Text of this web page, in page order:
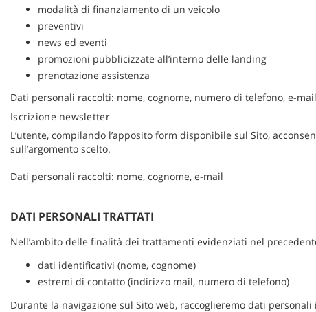
modalità di finanziamento di un veicolo
preventivi
news ed eventi
promozioni pubblicizzate all’interno delle landing
prenotazione assistenza
Dati personali raccolti: nome, cognome, numero di telefono, e-
Iscrizione newsletter
L’utente, compilando l’apposito form disponibile sul Sito,
sull’argomento scelto.
Dati personali raccolti: nome, cognome, e-mail
DATI PERSONALI TRATTATI
Nell’ambito delle finalità dei trattamenti evidenziati nel
dati identificativi (nome, cognome)
estremi di contatto (indirizzo mail, numero di telefono)
Durante la navigazione sul Sito web, raccoglieremo dati
rimanda
alla
cookie
policy.
Puoi
rivedere
modificare
le
tue
scelte
qualsiasi
momento.
Cookie necessari